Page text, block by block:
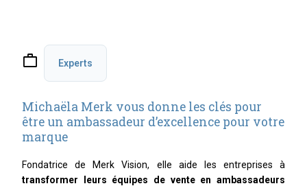
work Experts
Michaëla Merk vous donne les clés pour
être un ambassadeur d’excellence pour votre
marque
Fondatrice de Merk Vision, elle aide les entreprises à
transformer leurs équipes de vente en ambassadeurs